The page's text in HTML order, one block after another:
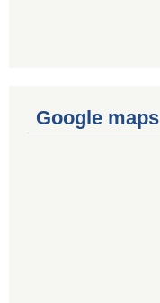
Google maps